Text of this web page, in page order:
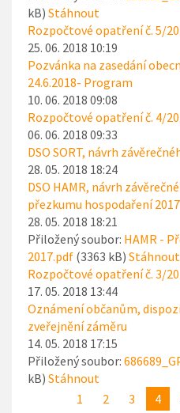
kB) Stáhnout
Rozpočtové opatření č. 5/
25. 06. 2018 10:19
Pozvánka na zasedání
24.6.2018- Program
10. 06. 2018 09:08
Rozpočtové opatření č. 4/
06. 06. 2018 09:33
DSO SORT, návrh
28. 05. 2018 18:24
DSO HAMR, návrh
přezkumu hospodaření 2017
28. 05. 2018 18:21
Přiložený soubor: HAMR -
2017.pdf (3363 kB) Stáhnout
Rozpočtové opatření č. 3/
17. 05. 2018 13:44
Oznámení občanům,
zveřejnění záměru
14. 05. 2018 17:15
Přiložený soubor:
kB) Stáhnout
1
2 3 4